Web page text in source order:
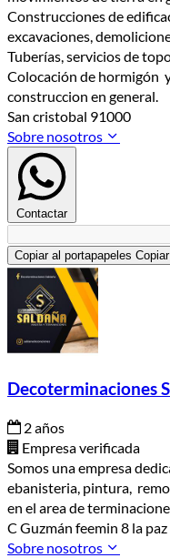
Construcciones de
excavaciones,
Tuberías, servicios de
Colocación de hormigón
construccion en general.
San cristobal 91000
Sobre nosotros
Contactar
Copiar al portapapeles Copiar
Decoterminaciones
2 años
Empresa verificada
Somos una empresa
ebanisteria, pintura,
en el area de
C Guzmán feemin 8 la
Sobre nosotros